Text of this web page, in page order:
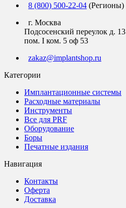
8 (800) 500-22-04 (Регионы)
г. Москва
Подсосенский переулок д. 13
пом. I ком. 5 оф 53
zakaz@implantshop.ru
Категории
Имплантационные системы
Расходные материалы
Инструменты
Все для PRF
Оборудование
Боры
Печатные издания
Навигация
Контакты
Оферта
Доставка